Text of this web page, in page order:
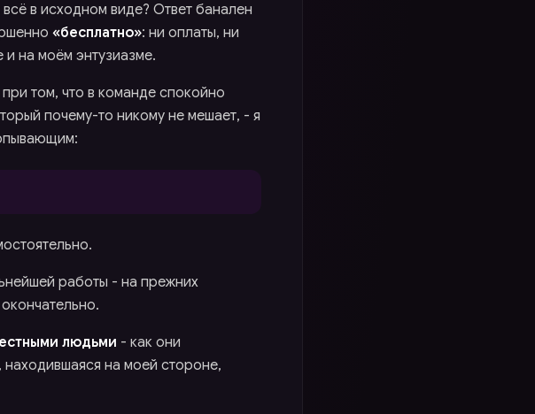
в исходном виде? Ответ банален
«бесплатно»: ни оплаты, ни
на моём энтузиазме.
том, что в команде спокойно
почему-то никому не мешает, - я
работы - на прежних
людьми - как они
на моей стороне,